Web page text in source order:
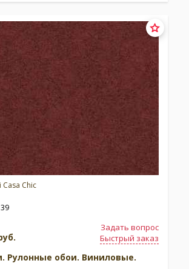
Chic
Задать вопрос
Быстрый заказ
Рулонные обои. Виниловые.